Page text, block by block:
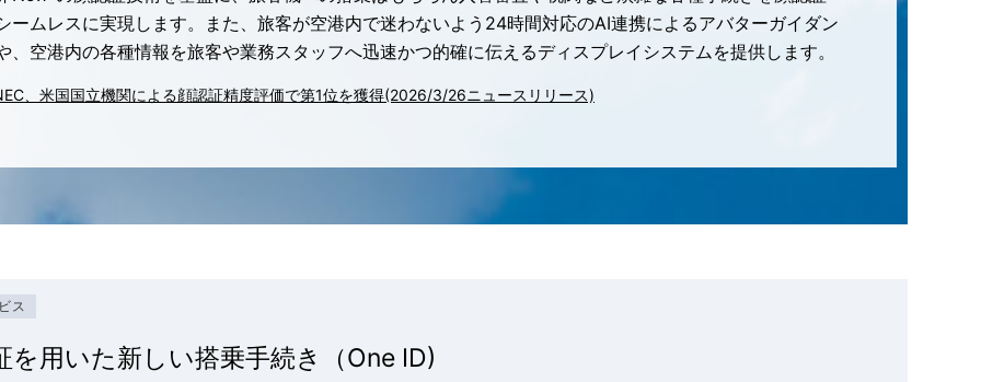
ームレスに実現します。また、旅客が空港内で迷わないよう24時間対応のAI連携によるアバターガイダン
、空港内の各種情報を旅客や業務スタッフへ迅速かつ的確に伝えるディスプレイシステムを提供します。
、米国国立機関による顔認証精度評価で第1位を獲得(2026/3/26ニュースリリース)
ス
を用いた新しい搭乗手続き（One ID)